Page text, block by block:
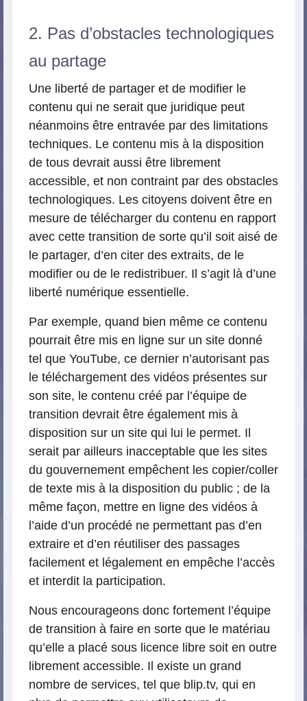
2. Pas d’obstacles technologiques
au partage
Une liberté de partager et de modifier le
contenu qui ne serait que juridique peut
néanmoins être entravée par des limitations
techniques. Le contenu mis à la disposition
de tous devrait aussi être librement
accessible, et non contraint par des obstacles
technologiques. Les citoyens doivent être en
mesure de télécharger du contenu en rapport
avec cette transition de sorte qu’il soit aisé de
le partager, d’en citer des extraits, de le
modifier ou de le redistribuer. Il s’agit là d’une
liberté numérique essentielle.
Par exemple, quand bien même ce contenu
pourrait être mis en ligne sur un site donné
tel que YouTube, ce dernier n’autorisant pas
le téléchargement des vidéos présentes sur
son site, le contenu créé par l’équipe de
transition devrait être également mis à
disposition sur un site qui lui le permet. Il
serait par ailleurs inacceptable que les sites
du gouvernement empêchent les copier/coller
de texte mis à la disposition du public ; de la
même façon, mettre en ligne des vidéos à
l’aide d’un procédé ne permettant pas d’en
extraire et d’en réutiliser des passages
facilement et légalement en empêche l’accès
et interdit la participation.
Nous encourageons donc fortement l’équipe
de transition à faire en sorte que le matériau
qu’elle a placé sous licence libre soit en outre
librement accessible. Il existe un grand
nombre de services, tel que blip.tv, qui en